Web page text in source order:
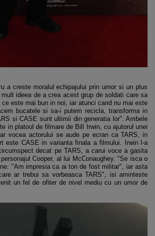
a creste moralul echipajului prin umor si un plus
ideea de a crea acest grup de soldati care sa
este mai bun in noi, iar atunci cand nu mai este
bucatele si sa-i putem recicla, transforma in
si CASE sunt ultimii din generatia lor". Ambele
in platoul de filmare de Bill Irwin, cu ajutorul unei
vocea actorului se aude pe ecran ca TARS, in
este CASE in varianta finala a filmului. Irwin l-a
decat pe TARS, a carui voce a gasita
Cooper, al lui McConaughey. "Se isca o
"Am impresia ca ai ton de fost militar", iar asta
ar trebui sa vorbeasca TARS", isi aminteste
un fel de ofiter de nivel mediu cu un umor de